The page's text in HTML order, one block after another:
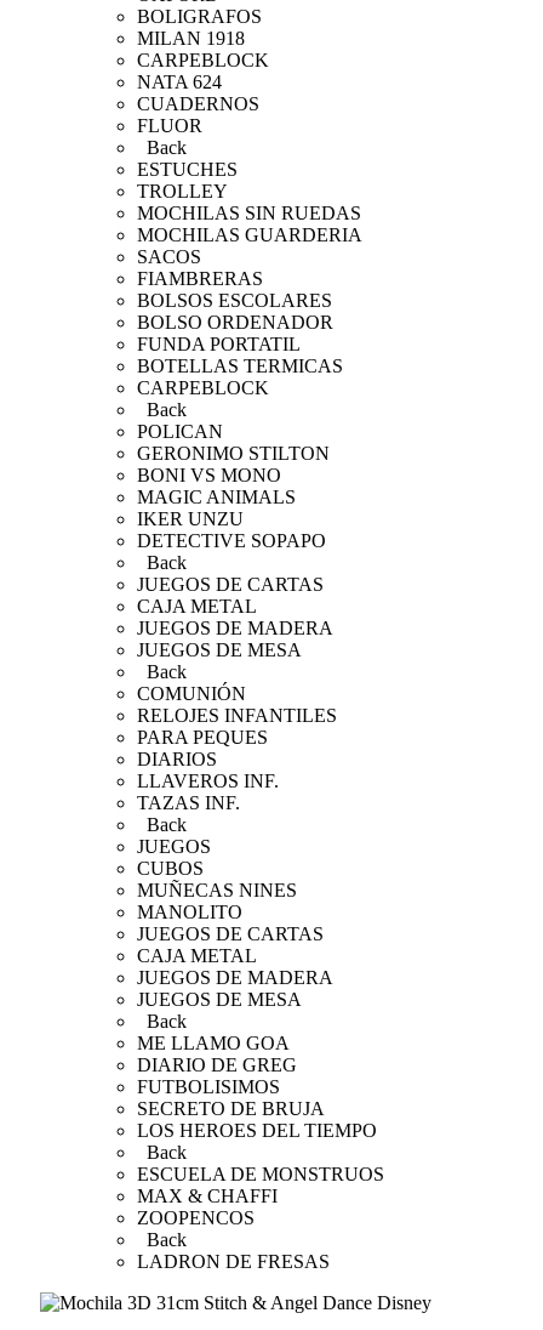
BOLIGRAFOS
MILAN 1918
CARPEBLOCK
NATA 624
CUADERNOS
FLUOR
Back
ESTUCHES
TROLLEY
MOCHILAS SIN RUEDAS
MOCHILAS GUARDERIA
SACOS
FIAMBRERAS
BOLSOS ESCOLARES
BOLSO ORDENADOR
FUNDA PORTATIL
BOTELLAS TERMICAS
CARPEBLOCK
Back
POLICAN
GERONIMO STILTON
BONI VS MONO
MAGIC ANIMALS
IKER UNZU
DETECTIVE SOPAPO
Back
JUEGOS DE CARTAS
CAJA METAL
JUEGOS DE MADERA
JUEGOS DE MESA
Back
COMUNIÓN
RELOJES INFANTILES
PARA PEQUES
DIARIOS
LLAVEROS INF.
TAZAS INF.
Back
JUEGOS
CUBOS
MUÑECAS NINES
MANOLITO
JUEGOS DE CARTAS
CAJA METAL
JUEGOS DE MADERA
JUEGOS DE MESA
Back
ME LLAMO GOA
DIARIO DE GREG
FUTBOLISIMOS
SECRETO DE BRUJA
LOS HEROES DEL TIEMPO
Back
ESCUELA DE MONSTRUOS
MAX & CHAFFI
ZOOPENCOS
Back
LADRON DE FRESAS